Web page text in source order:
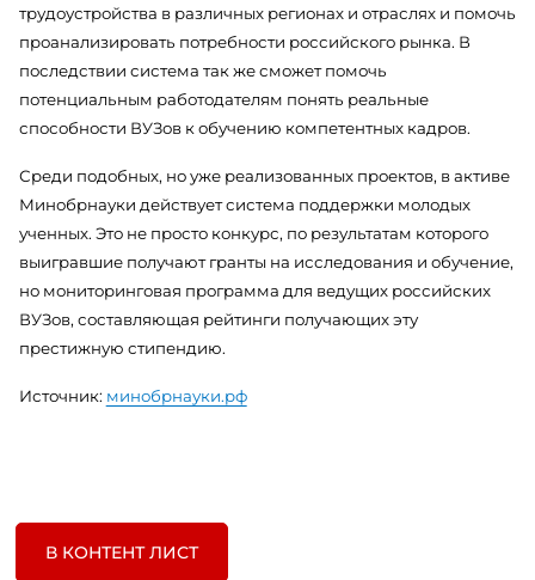
трудоустройства в различных регионах и отраслях и помочь
проанализировать потребности российского рынка. В
последствии система так же сможет помочь
потенциальным работодателям понять реальные
способности ВУЗов к обучению компетентных кадров.
Среди подобных, но уже реализованных проектов, в активе
Минобрнауки действует система поддержки молодых
ученных. Это не просто конкурс, по результатам которого
выигравшие получают гранты на исследования и обучение,
но мониторинговая программа для ведущих российских
ВУЗов, составляющая рейтинги получающих эту
престижную стипендию.
Источник: минобрнауки.рф
В КОНТЕНТ ЛИСТ